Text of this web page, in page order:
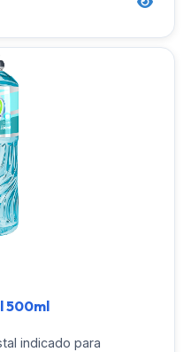
500ml
indicado para